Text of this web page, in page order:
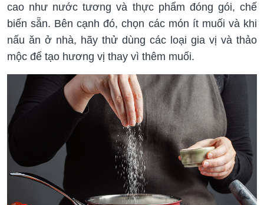
cao như nước tương và thực phẩm đóng gói, chế
biến sẵn. Bên cạnh đó, chọn các món ít muối và khi
nấu ăn ở nhà, hãy thử dùng các loại gia vị và thảo
mộc để tạo hương vị thay vì thêm muối.